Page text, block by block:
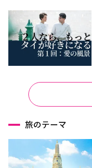
旅のテーマ